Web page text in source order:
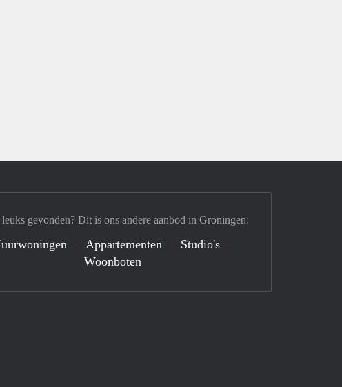
gevonden? Dit is ons andere aanbod in Groningen:
Appartementen
Studio's
Woonboten